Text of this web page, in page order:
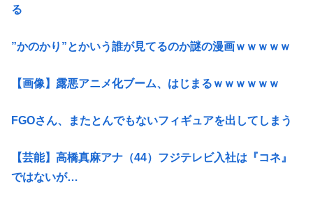
る
”かのかり”とかいう誰が見てるのか謎の漫画ｗｗｗｗｗ
【画像】露悪アニメ化ブーム、はじまるｗｗｗｗｗｗ
FGOさん、またとんでもないフィギュアを出してしまう
【芸能】高橋真麻アナ（44）フジテレビ入社は『コネ』
ではないが…